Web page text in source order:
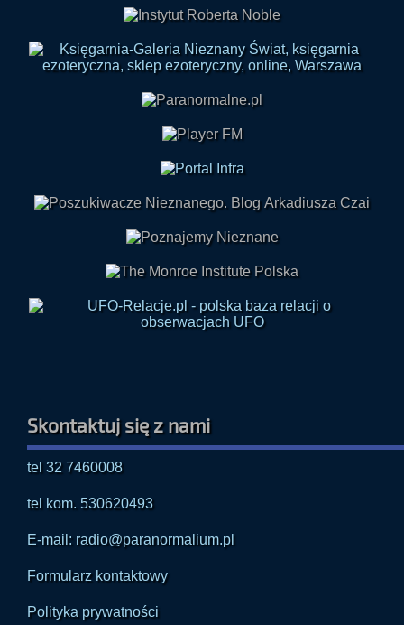
Skontaktuj się z nami
tel 32 7460008
tel kom. 530620493
E-mail: radio@paranormalium.pl
Formularz kontaktowy
Polityka prywatności